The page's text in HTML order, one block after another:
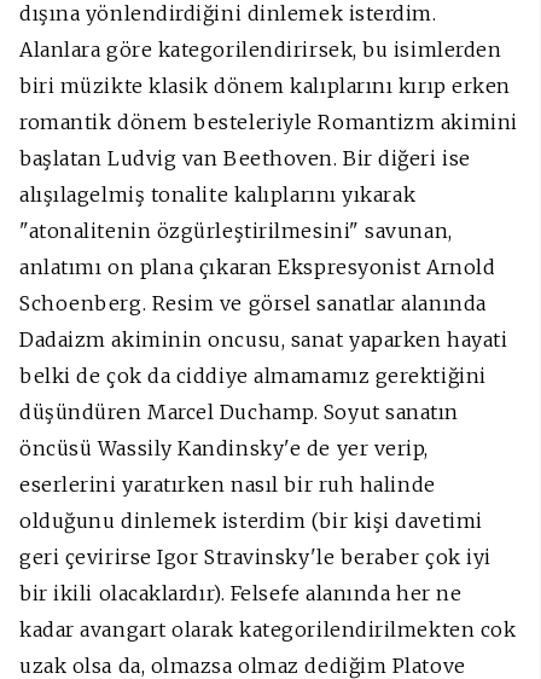
dışına yönlendirdiğini dinlemek isterdim.
Alanlara göre kategorilendirirsek, bu isimlerden
biri müzikte klasik dönem kalıplarını kırıp erken
romantik dönem besteleriyle Romantizm akimini
başlatan Ludvig van Beethoven. Bir diğeri ise
alışılagelmiş tonalite kalıplarını yıkarak
"atonalitenin özgürleştirilmesini" savunan,
anlatımı on plana çıkaran Ekspresyonist Arnold
Schoenberg. Resim ve görsel sanatlar alanında
Dadaizm akiminin oncusu, sanat yaparken hayati
belki de çok da ciddiye almamamız gerektiğini
düşündüren Marcel Duchamp. Soyut sanatın
öncüsü Wassily Kandinsky'e de yer verip,
eserlerini yaratırken nasıl bir ruh halinde
olduğunu dinlemek isterdim (bir kişi davetimi
geri çevirirse Igor Stravinsky'le beraber çok iyi
bir ikili olacaklardır). Felsefe alanında her ne
kadar avangart olarak kategorilendirilmekten cok
uzak olsa da, olmazsa olmaz dediğim Platove